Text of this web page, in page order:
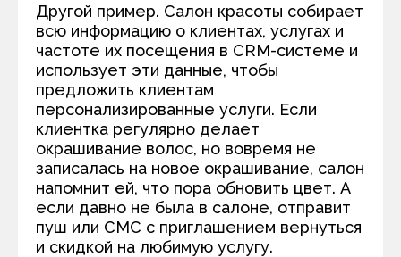
Другой пример. Салон красоты собирает
всю информацию о клиентах, услугах и
частоте их посещения в CRM-системе и
использует эти данные, чтобы
предложить клиентам
персонализированные услуги. Если
клиентка регулярно делает
окрашивание волос, но вовремя не
записалась на новое окрашивание, салон
напомнит ей, что пора обновить цвет. А
если давно не была в салоне, отправит
пуш или СМС с приглашением вернуться
и скидкой на любимую услугу.